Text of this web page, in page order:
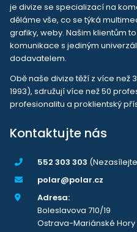
je divize se specializací na
děláme vše, co se týká
grafiky, weby. Našim klientům
komunikace s jediným
dodavatelem.
Obě naše divize těží z více než
1993), sdružují více než 50
profesionalitu a proklientský
Kontaktujte nás
552 303 303
polar@polar.cz
Adresa:
Boleslavova 710/19
Ostrava-Mariánské Hory